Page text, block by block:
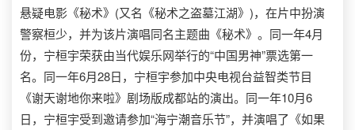
悬疑电影《秘术》(又名《秘术之盗墓江湖》)，在片中扮演
警察桓少，并为该片演唱同名主题曲《秘术》。同一年4月
份，宁桓宇荣获由当代娱乐网举行的“中国男神”票选第一
名。同一年6月28日，宁桓宇参加中央电视台益智类节目
《谢天谢地你来啦》剧场版成都站的演出。同一年10月6
日，宁桓宇受到邀请参加“海宁潮音乐节”，并演唱了《如果